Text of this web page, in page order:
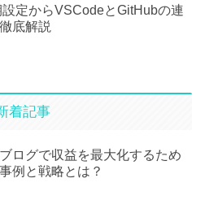
設定からVSCodeとGitHubの連
底解説
着記事
ログで収益を最大化するため
例と戦略とは？